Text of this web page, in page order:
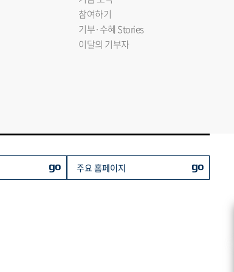
참여하기
기부·수혜 Stories
이달의 기부자
go 주요 홈페이지 go